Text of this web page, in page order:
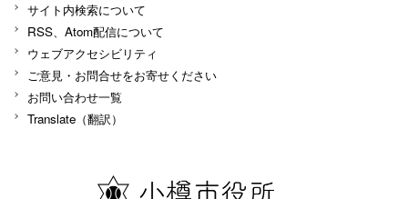
サイト内検索について
RSS、Atom配信について
ウェブアクセシビリティ
ご意見・お問合せをお寄せください
お問い合わせ一覧
Translate（翻訳）